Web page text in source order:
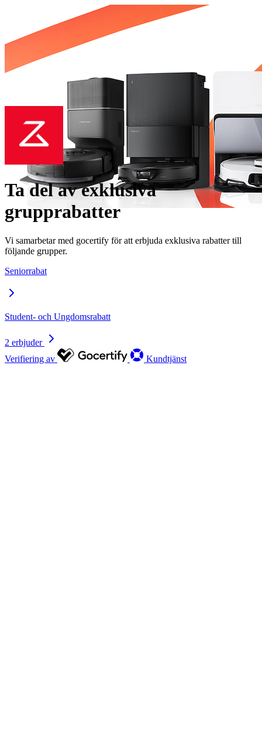
Ta del av exklusiva
grupprabatter
Vi samarbetar med gocertify för att erbjuda exklusiva rabatter till
följande grupper.
Seniorrabat
Student- och Ungdomsrabatt
2 erbjuder
Verifiering av
Kundtjänst